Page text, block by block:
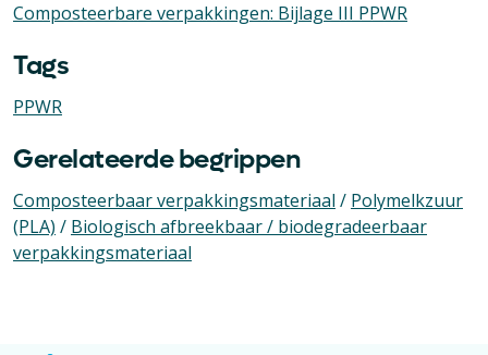
Composteerbare verpakkingen: Bijlage III PPWR
Tags
PPWR
Gerelateerde begrippen
Composteerbaar verpakkingsmateriaal / Polymelkzuur
(PLA) / Biologisch afbreekbaar / biodegradeerbaar
verpakkingsmateriaal